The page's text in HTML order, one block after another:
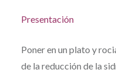
Presentación
Poner en un plato y
de la reducción de la